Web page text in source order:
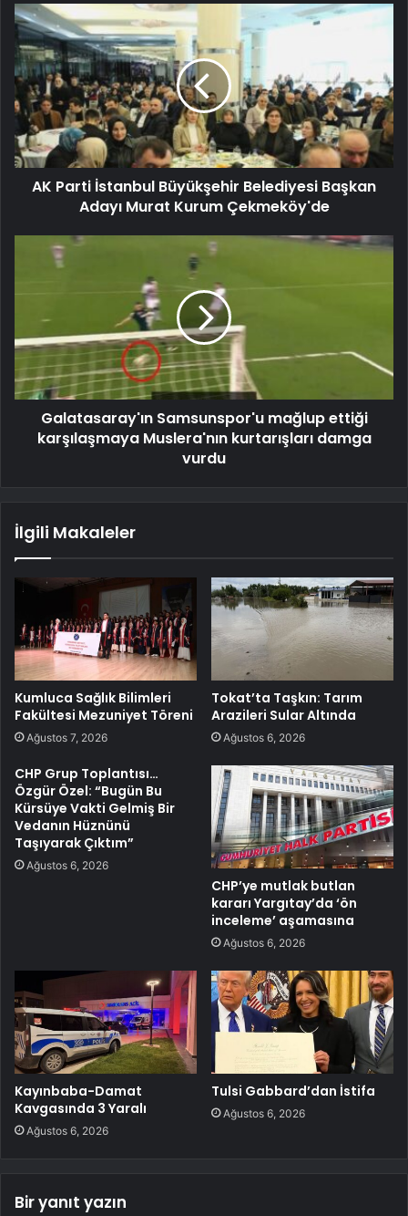
AK Parti İstanbul Büyükşehir Belediyesi Başkan
Adayı Murat Kurum Çekmeköy'de
Galatasaray'ın Samsunspor'u mağlup ettiği
karşılaşmaya Muslera'nın kurtarışları damga
vurdu
İlgili Makaleler
Kumluca Sağlık Bilimleri
Fakültesi Mezuniyet Töreni
Ağustos 7, 2026
Tokat’ta Taşkın: Tarım
Arazileri Sular Altında
Ağustos 6, 2026
CHP Grup Toplantısı…
Özgür Özel: “Bugün Bu
Kürsüye Vakti Gelmiş Bir
Vedanın Hüznünü
Taşıyarak Çıktım”
Ağustos 6, 2026
CHP’ye mutlak butlan
kararı Yargıtay’da ‘ön
inceleme’ aşamasına
Ağustos 6, 2026
Kayınbaba-Damat
Kavgasında 3 Yaralı
Ağustos 6, 2026
Tulsi Gabbard’dan İstifa
Ağustos 6, 2026
Bir yanıt yazın